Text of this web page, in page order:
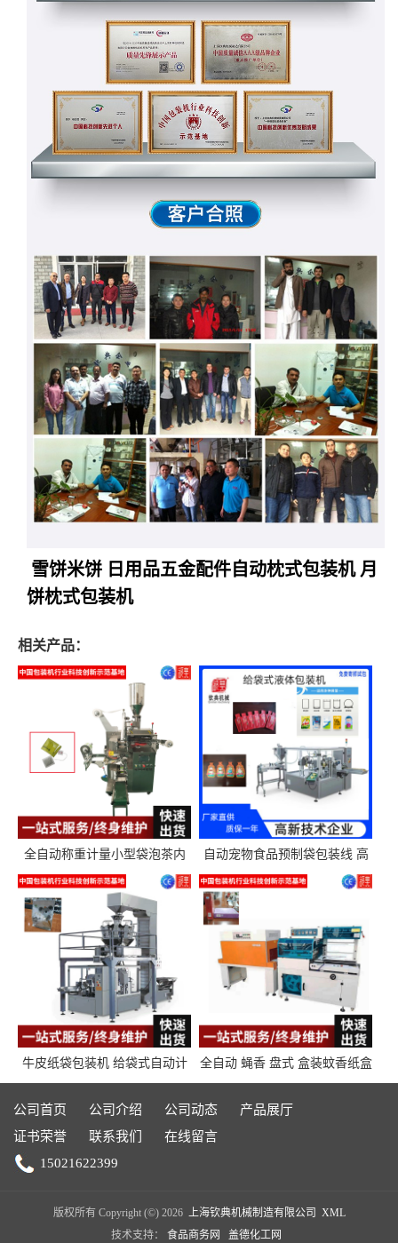
雪饼米饼 日用品五金配件自动枕式包装机 月
饼枕式包装机
相关产品：
全自动称重计量小型袋泡茶内
外袋包装机三角包茶叶包装机
自动宠物食品预制袋包装线 高
精度称重分装给袋式包装机
牛皮纸袋包装机 给袋式自动计
量封口包装机填充机械 给袋式
包装机
全自动 蝇香 盘式 盒装蚊香纸盒
热收缩枕式包装机
公司首页 公司介绍 公司动态
产品展厅
证书荣誉
联系我们
在线留言
15021622399
版权所有 Copyright (©) 2026 上海钦典机械制造有限公司
XML
技术支持： 食品商务网 盖德化工网